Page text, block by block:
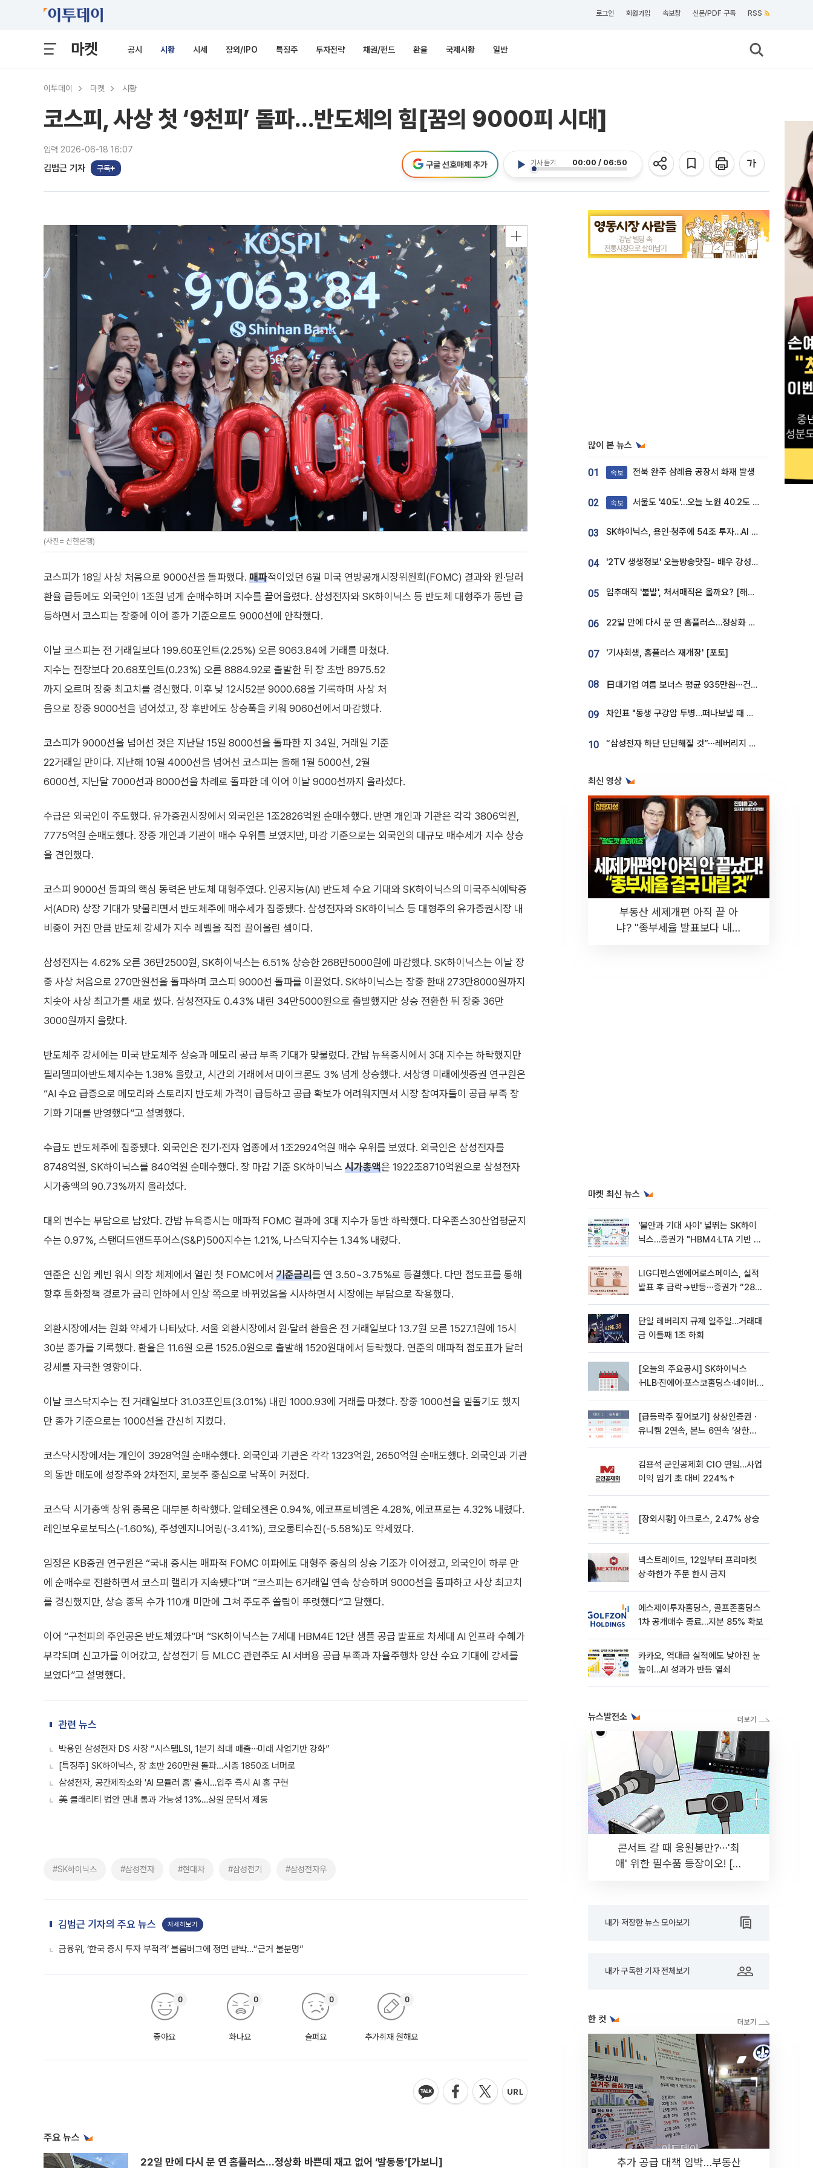
로그인 회원가입 속보창 신문/PDF 구독 RSS
마켓 공시 시황 시세 장외/IPO 특징주 투자전략 채권/펀드 환율 국제시황 일반
이투데이 마켓 시황
코스피, 사상 첫 ‘9천피’ 돌파…반도체의 힘[꿈의 9000피 시대]
입력 2026-06-18 16:07
김범근 기자 구독
기사 듣기 00:00 / 06:50
구글 선호매체 추가
(사진= 신한은행)
코스피가 18일 사상 처음으로 9000선을 돌파했다. 매파적이었던 6월 미국 연방공개시장위원회(FOMC) 결과와 원·달러
환율 급등에도 외국인이 1조원 넘게 순매수하며 지수를 끌어올렸다. 삼성전자와 SK하이닉스 등 반도체 대형주가 동반 급
등하면서 코스피는 장중에 이어 종가 기준으로도 9000선에 안착했다.
이날 코스피는 전 거래일보다 199.60포인트(2.25%) 오른 9063.84에 거래를 마쳤다.
지수는 전장보다 20.68포인트(0.23%) 오른 8884.92로 출발한 뒤 장 초반 8975.52
까지 오르며 장중 최고치를 경신했다. 이후 낮 12시52분 9000.68을 기록하며 사상 처
음으로 장중 9000선을 넘어섰고, 장 후반에도 상승폭을 키워 9060선에서 마감했다.
코스피가 9000선을 넘어선 것은 지난달 15일 8000선을 돌파한 지 34일, 거래일 기준
22거래일 만이다. 지난해 10월 4000선을 넘어선 코스피는 올해 1월 5000선, 2월
6000선, 지난달 7000선과 8000선을 차례로 돌파한 데 이어 이날 9000선까지 올라섰다.
수급은 외국인이 주도했다. 유가증권시장에서 외국인은 1조2826억원 순매수했다. 반면 개인과 기관은 각각 3806억원,
7775억원 순매도했다. 장중 개인과 기관이 매수 우위를 보였지만, 마감 기준으로는 외국인의 대규모 매수세가 지수 상승
을 견인했다.
코스피 9000선 돌파의 핵심 동력은 반도체 대형주였다. 인공지능(AI) 반도체 수요 기대와 SK하이닉스의 미국주식예탁증
서(ADR) 상장 기대가 맞물리면서 반도체주에 매수세가 집중됐다. 삼성전자와 SK하이닉스 등 대형주의 유가증권시장 내
비중이 커진 만큼 반도체 강세가 지수 레벨을 직접 끌어올린 셈이다.
삼성전자는 4.62% 오른 36만2500원, SK하이닉스는 6.51% 상승한 268만5000원에 마감했다. SK하이닉스는 이날 장
중 사상 처음으로 270만원선을 돌파하며 코스피 9000선 돌파를 이끌었다. SK하이닉스는 장중 한때 273만8000원까지
치솟아 사상 최고가를 새로 썼다. 삼성전자도 0.43% 내린 34만5000원으로 출발했지만 상승 전환한 뒤 장중 36만
3000원까지 올랐다.
반도체주 강세에는 미국 반도체주 상승과 메모리 공급 부족 기대가 맞물렸다. 간밤 뉴욕증시에서 3대 지수는 하락했지만
필라델피아반도체지수는 1.38% 올랐고, 시간외 거래에서 마이크론도 3% 넘게 상승했다. 서상영 미래에셋증권 연구원은
“AI 수요 급증으로 메모리와 스토리지 반도체 가격이 급등하고 공급 확보가 어려워지면서 시장 참여자들이 공급 부족 장
기화 기대를 반영했다”고 설명했다.
수급도 반도체주에 집중됐다. 외국인은 전기·전자 업종에서 1조2924억원 매수 우위를 보였다. 외국인은 삼성전자를
8748억원, SK하이닉스를 840억원 순매수했다. 장 마감 기준 SK하이닉스 시가총액은 1922조8710억원으로 삼성전자
시가총액의 90.73%까지 올라섰다.
대외 변수는 부담으로 남았다. 간밤 뉴욕증시는 매파적 FOMC 결과에 3대 지수가 동반 하락했다. 다우존스30산업평균지
수는 0.97%, 스탠더드앤드푸어스(S&P)500지수는 1.21%, 나스닥지수는 1.34% 내렸다.
연준은 신임 케빈 워시 의장 체제에서 열린 첫 FOMC에서 기준금리를 연 3.50~3.75%로 동결했다. 다만 점도표를 통해
향후 통화정책 경로가 금리 인하에서 인상 쪽으로 바뀌었음을 시사하면서 시장에는 부담으로 작용했다.
외환시장에서는 원화 약세가 나타났다. 서울 외환시장에서 원·달러 환율은 전 거래일보다 13.7원 오른 1527.1원에 15시
30분 종가를 기록했다. 환율은 11.6원 오른 1525.0원으로 출발해 1520원대에서 등락했다. 연준의 매파적 점도표가 달러
강세를 자극한 영향이다.
이날 코스닥지수는 전 거래일보다 31.03포인트(3.01%) 내린 1000.93에 거래를 마쳤다. 장중 1000선을 밑돌기도 했지
만 종가 기준으로는 1000선을 간신히 지켰다.
코스닥시장에서는 개인이 3928억원 순매수했다. 외국인과 기관은 각각 1323억원, 2650억원 순매도했다. 외국인과 기관
의 동반 매도에 성장주와 2차전지, 로봇주 중심으로 낙폭이 커졌다.
코스닥 시가총액 상위 종목은 대부분 하락했다. 알테오젠은 0.94%, 에코프로비엠은 4.28%, 에코프로는 4.32% 내렸다.
레인보우로보틱스(-1.60%), 주성엔지니어링(-3.41%), 코오롱티슈진(-5.58%)도 약세였다.
임정은 KB증권 연구원은 “국내 증시는 매파적 FOMC 여파에도 대형주 중심의 상승 기조가 이어졌고, 외국인이 하루 만
에 순매수로 전환하면서 코스피 랠리가 지속됐다”며 “코스피는 6거래일 연속 상승하며 9000선을 돌파하고 사상 최고치
를 경신했지만, 상승 종목 수가 110개 미만에 그쳐 주도주 쏠림이 뚜렷했다”고 말했다.
이어 “구천피의 주인공은 반도체였다”며 “SK하이닉스는 7세대 HBM4E 12단 샘플 공급 발표로 차세대 AI 인프라 수혜가
부각되며 신고가를 이어갔고, 삼성전기 등 MLCC 관련주도 AI 서버용 공급 부족과 자율주행차 양산 수요 기대에 강세를
보였다”고 설명했다.
관련 뉴스
박용인 삼성전자 DS 사장 “시스템LSI, 1분기 최대 매출⋯미래 사업기반 강화”
[특징주] SK하이닉스, 장 초반 260만원 돌파…시총 1850조 너머로
삼성전자, 공간제작소와 'AI 모듈러 홈' 출시…입주 즉시 AI 홈 구현
美 클래리티 법안 연내 통과 가능성 13%…상원 문턱서 제동
#SK하이닉스 #삼성전자 #현대차 #삼성전기 #삼성전자우
김범근 기자의 주요 뉴스 자세히보기
금융위, ‘한국 증시 투자 부적격’ 블룸버그에 정면 반박…“근거 불분명”
좋아요
0
화나요
0
슬퍼요
0
추가취재 원해요
0
주요 뉴스
22일 만에 다시 문 연 홈플러스…정상화 바쁜데 재고 없어 ‘발동동’[가보니]
많이 본 뉴스
01 속보 전북 완주 삼례읍 공장서 화재 발생
02 속보 서울도 '40도'…오늘 노원 40.2도 기록
03 SK하이닉스, 용인·청주에 54조 투자…AI 메모리 생산기지 키운다
04 '2TV 생생정보' 오늘방송맛집- 배우 강성진 단골! 쌀국수ㆍ푸팟퐁 커리 맛집 '블○○○'
05 입추매직 '불발', 처서매직은 올까요? [해시태그]
06 22일 만에 다시 문 연 홈플러스…정상화 바쁜데 재고 없어 ‘발동동’[가보니]
07 '기사회생, 홈플러스 재개장' [포토]
08 日대기업 여름 보너스 평균 935만원⋯건설회사 1800만 넘어
09 차인표 "동생 구강암 투병…떠나보낼 때 가장 힘들었다”
10 “삼성전자 하단 단단해질 것”⋯레버리지 규제에 쏠림 완화 [찐코노미]
최신 영상
부동산 세제개편 아직 끝 아
냐? "종부세율 발표보다 내릴
마켓 최신 뉴스
'불안과 기대 사이' 널뛰는 SK하이
닉스…증권가 "HBM4·LTA 기반 펀
LIG디펜스앤에어로스페이스, 실적
발표 후 급락→반등⋯증권가 “28년
단일 레버리지 규제 일주일…거래대
금 이틀째 1조 하회
[오늘의 주요공시] SK하이닉스
·HLB·진에어·포스코홀딩스·네이버·
[급등락주 짚어보기] 상상인증권ㆍ
유니켐 2연속, 본느 6연속 ‘상한
김용석 군인공제회 CIO 연임…사업
이익 임기 초 대비 224%↑
[장외시황] 아크로스, 2.47% 상승
넥스트레이드, 12일부터 프리마켓
상·하한가 주문 한시 금지
에스제이투자홀딩스, 골프존홀딩스
1차 공개매수 종료…지분 85% 확보
카카오, 역대급 실적에도 낮아진 눈
높이…AI 성과가 반등 열쇠
뉴스발전소
콘서트 갈 때 응원봉만?⋯'최
애' 위한 필수품 등장이오! [솔
내가 저장한 뉴스 모아보기
내가 구독한 기자 전체보기
한 컷
추가 공급 대책 임박…부동산